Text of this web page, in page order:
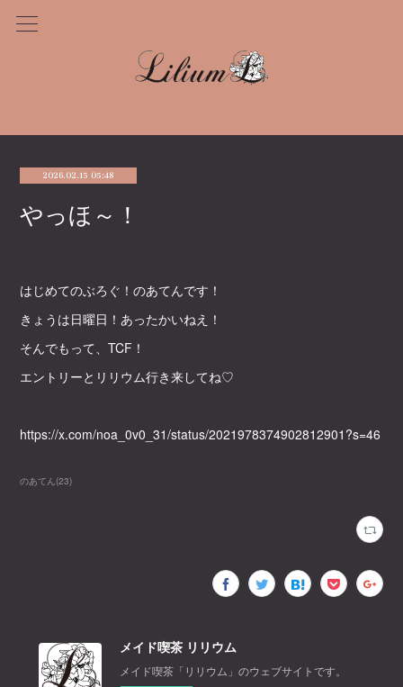
2026.02.15 05:48
やっほ～！
はじめてのぶろぐ！のあてんです！
きょうは日曜日！あったかいねえ！
そんでもって、TCF！
エントリーとリリウム行き来してね♡
https://x.com/noa_0v0_31/status/2021978374902812901?s=46
のあてん(23)
メイド喫茶 リリウム
メイド喫茶「リリウム」のウェブサイトです。